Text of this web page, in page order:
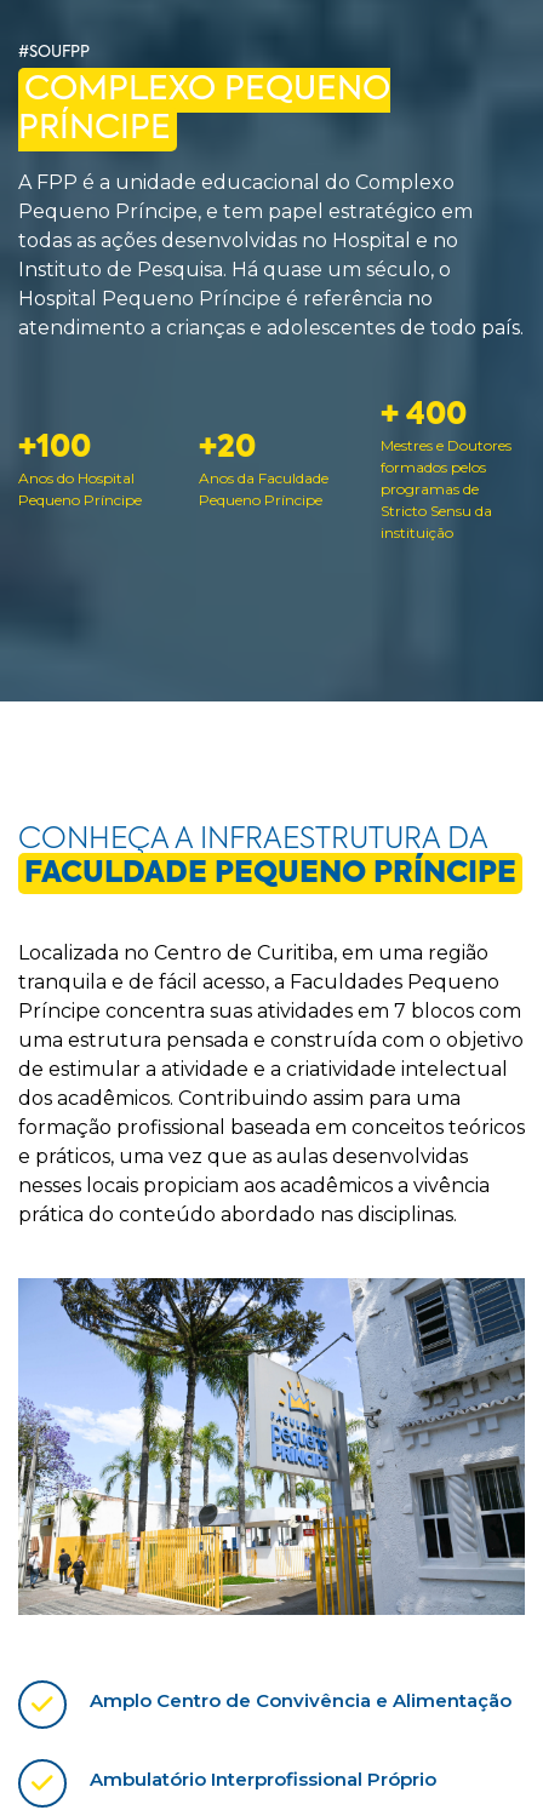
#SOUFPP
COMPLEXO PEQUENO
PRÍNCIPE
A FPP é a unidade educacional do Complexo
Pequeno Príncipe, e tem papel estratégico em
todas as ações desenvolvidas no Hospital e no
Instituto de Pesquisa. Há quase um século, o
Hospital Pequeno Príncipe é referência no
atendimento a crianças e adolescentes de todo país.
+100
Anos do Hospital
Pequeno Príncipe
+20
Anos da Faculdade
Pequeno Príncipe
+ 400
Mestres e Doutores
formados pelos
programas de
Stricto Sensu da
instituição
CONHEÇA A INFRAESTRUTURA DA
FACULDADE PEQUENO PRÍNCIPE
Localizada no Centro de Curitiba, em uma região
tranquila e de fácil acesso, a Faculdades Pequeno
Príncipe concentra suas atividades em 7 blocos com
uma estrutura pensada e construída com o objetivo
de estimular a atividade e a criatividade intelectual
dos acadêmicos. Contribuindo assim para uma
formação profissional baseada em conceitos teóricos
e práticos, uma vez que as aulas desenvolvidas
nesses locais propiciam aos acadêmicos a vivência
prática do conteúdo abordado nas disciplinas.
Amplo Centro de Convivência e Alimentação
Ambulatório Interprofissional Próprio